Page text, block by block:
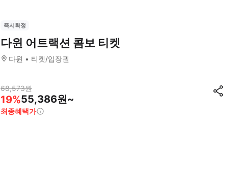
즉시확정
다윈 어트랙션 콤보 티켓
다윈 티켓/입장권
68,573원
19%55,386원~
최종혜택가